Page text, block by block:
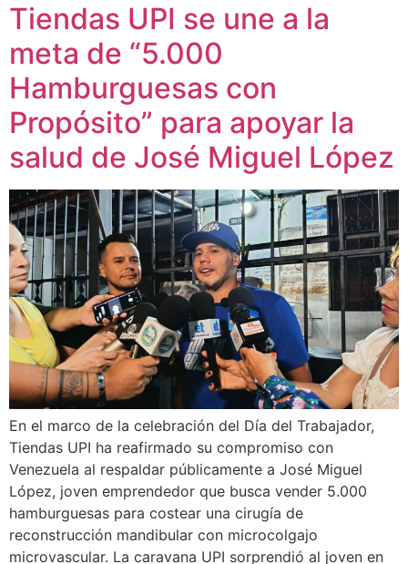
Tiendas UPI se une a la
meta de “5.000
Hamburguesas con
Propósito” para apoyar la
salud de José Miguel López
En el marco de la celebración del Día del Trabajador,
Tiendas UPI ha reafirmado su compromiso con
Venezuela al respaldar públicamente a José Miguel
López, joven emprendedor que busca vender 5.000
hamburguesas para costear una cirugía de
reconstrucción mandibular con microcolgajo
microvascular. La caravana UPI sorprendió al joven en